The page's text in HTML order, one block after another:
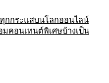
กกระแสบนโลกออนไลน์
คอนเทนต์พิเศษบ้างเป็น